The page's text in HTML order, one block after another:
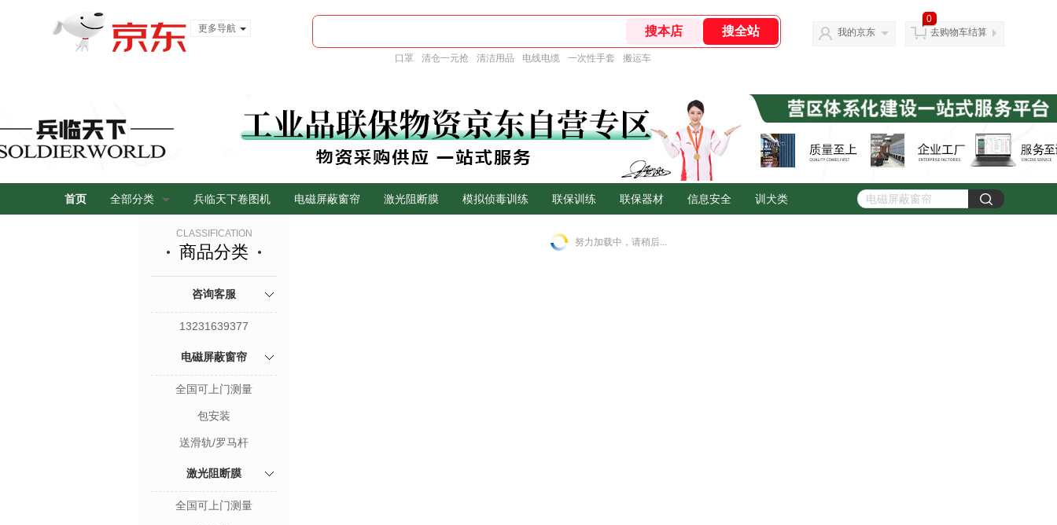
更多导航
口罩 清仓一元抢 清洁用品 电线电缆 一次性手套 搬运车
我的京东
0
去购物车结算
首页 全部分类 兵临天下卷图机 电磁屏蔽窗帘 激光阻断膜 模拟侦毒训练 联保训练 联保器材 信息安全 训犬类
CLASSIFICATION
商品分类
咨询客服
13231639377
电磁屏蔽窗帘
全国可上门测量
包安装
送滑轨/罗马杆
激光阻断膜
全国可上门测量
努力加载中，请稍后...